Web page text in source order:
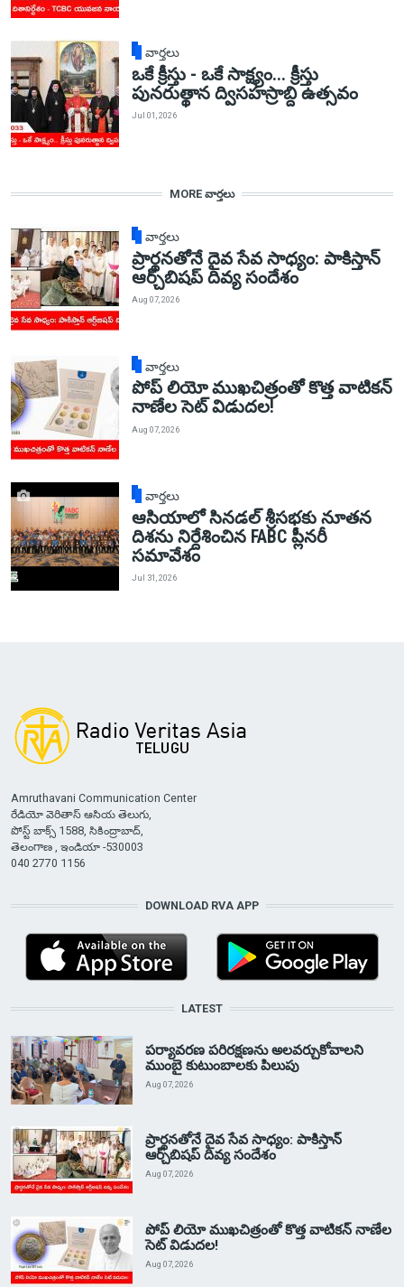
వార్తలు
ఒకే క్రీస్తు - ఒకే సాక్ష్యం... క్రీస్తు
పునరుత్థాన ద్విసహస్రాబ్ది ఉత్సవం
Jul 01, 2026
MORE వార్తలు
వార్తలు
ప్రార్థనతోనే దైవ సేవ సాధ్యం: పాకిస్తాన్‌
ఆర్చ్‌బిషప్ దివ్య సందేశం
Aug 07, 2026
వార్తలు
పోప్ లియో ముఖచిత్రంతో కొత్త వాటికన్
నాణేల సెట్ విడుదల!
Aug 07, 2026
వార్తలు
ఆసియాలో సినడల్ శ్రీసభకు నూతన
దిశను నిర్దేశించిన FABC ప్లీనరీ
సమావేశం
Jul 31, 2026
Amruthavani Communication Center
రేడియో వెరితాస్ ఆసియ తెలుగు,
పోస్ట్ బాక్స్ 1588, సికింద్రాబాద్,
తెలంగాణ , ఇండియా -530003
040 2770 1156
DOWNLOAD RVA APP
LATEST
పర్యావరణ పరిరక్షణను అలవర్చుకోవాలని
ముంబై కుటుంబాలకు పిలుపు
Aug 07, 2026
ప్రార్థనతోనే దైవ సేవ సాధ్యం: పాకిస్తాన్‌
ఆర్చ్‌బిషప్ దివ్య సందేశం
Aug 07, 2026
పోప్ లియో ముఖచిత్రంతో కొత్త వాటికన్ నాణేల
సెట్ విడుదల!
Aug 07, 2026